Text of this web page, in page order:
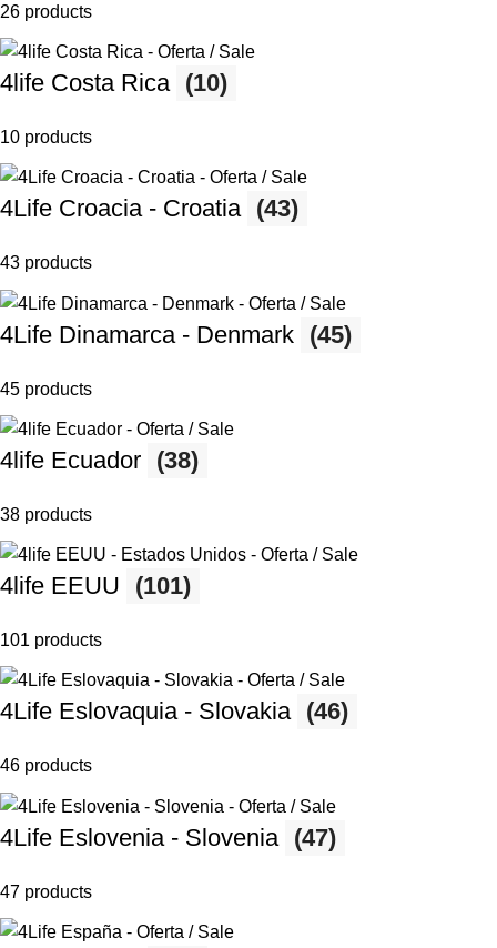
26 products
4life Costa Rica (10)
10 products
4Life Croacia - Croatia (43)
43 products
4Life Dinamarca - Denmark (45)
45 products
4life Ecuador (38)
38 products
4life EEUU (101)
101 products
4Life Eslovaquia - Slovakia (46)
46 products
4Life Eslovenia - Slovenia (47)
47 products